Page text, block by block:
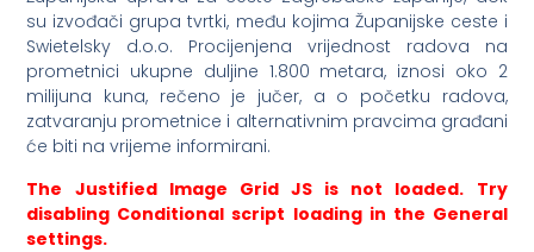
su izvođači grupa tvrtki, među kojima Županijske ceste i
Swietelsky d.o.o. Procijenjena vrijednost radova na
prometnici ukupne duljine 1.800 metara, iznosi oko 2
milijuna kuna, rečeno je jučer, a o početku radova,
zatvaranju prometnice i alternativnim pravcima građani
će biti na vrijeme informirani.
The Justified Image Grid JS is not loaded. Try
disabling Conditional script loading in the General
settings.